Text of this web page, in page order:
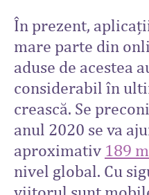
În prezent,
mare parte din
aduse de acestea
considerabil în
crească. Se
anul 2020 se va
aproximativ 189
nivel global. Cu